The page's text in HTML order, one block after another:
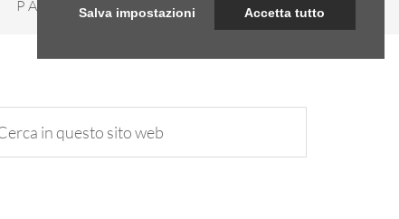
PARADOSSI NUMERI
Salva impostazioni Accetta tutto